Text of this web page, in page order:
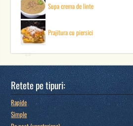
Supa crema de linte
Prajitura cu piersici
Retete pe tipuri:
Rapide
Simple